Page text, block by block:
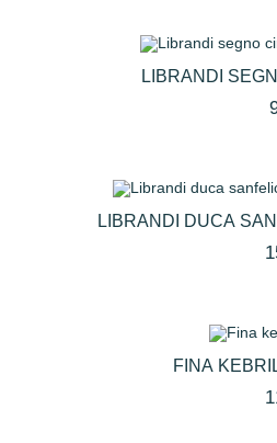
LIBRANDI
LIBRANDI DUCA
FINA